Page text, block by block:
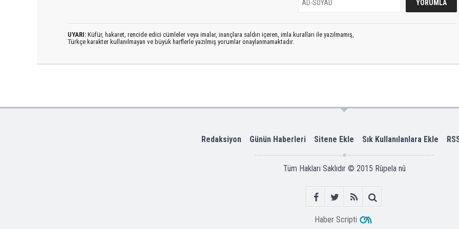
UYARI: Küfür, hakaret, rencide edici cümleler veya imalar, inançlara saldırı içeren, imla kuralları ile yazılmamış,
Türkçe karakter kullanılmayan ve büyük harflerle yazılmış yorumlar onaylanmamaktadır.
Redaksiyon Günün Haberleri Sitene Ekle Sık Kullanılanlara Ekle
Tüm Hakları Saklıdır © 2015 Rûpela nû
Haber Scripti